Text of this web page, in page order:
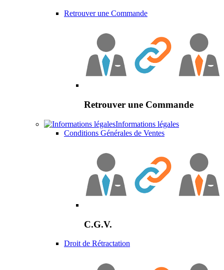
Retrouver une Commande
Retrouver une Commande
Informations légales
Conditions Générales de Ventes
C.G.V.
Droit de Rétractation